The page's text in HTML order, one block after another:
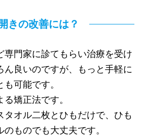
きの改善には？
専門家に診てもらい治療を受け
ん良いのですが、もっと手軽に
可能です。
矯正法です。
タオル二枚とひもだけで、ひも
ものでも大丈夫です。